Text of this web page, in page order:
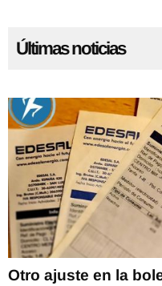
Últimas noticias
Otro ajuste en la